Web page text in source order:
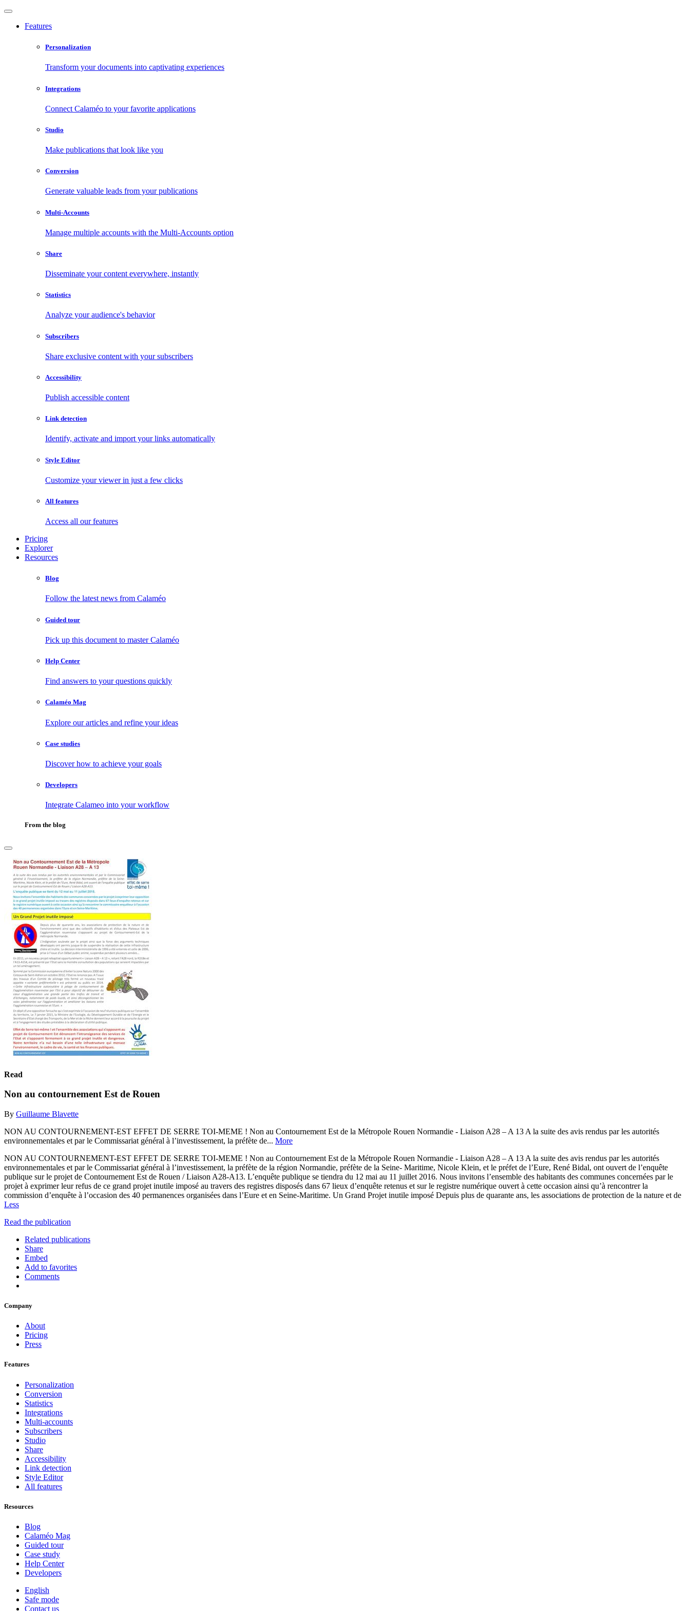
Features
Personalization
Transform your documents into captivating experiences
Integrations
Connect Calaméo to your favorite applications
Studio
Make publications that look like you
Conversion
Generate valuable leads from your publications
Multi-Accounts
Manage multiple accounts with the Multi-Accounts option
Share
Disseminate your content everywhere, instantly
Statistics
Analyze your audience's behavior
Subscribers
Share exclusive content with your subscribers
Accessibility
Publish accessible content
Link detection
Identify, activate and import your links automatically
Style Editor
Customize your viewer in just a few clicks
All features
Access all our features
Pricing
Explorer
Resources
Blog
Follow the latest news from Calaméo
Guided tour
Pick up this document to master Calaméo
Help Center
Find answers to your questions quickly
Calaméo Mag
Explore our articles and refine your ideas
Case studies
Discover how to achieve your goals
Developers
Integrate Calameo into your workflow
From the blog
Read
Non au contournement Est de Rouen
By Guillaume Blavette
NON AU CONTOURNEMENT-EST EFFET DE SERRE TOI-MEME ! Non au Contournement Est de la Métropole Rouen Normandie - Liaison A28 – A 13 A la suite des avis rendus par les autorités
environnementales et par le Commissariat général à l’investissement, la préfète de... More
NON AU CONTOURNEMENT-EST EFFET DE SERRE TOI-MEME ! Non au Contournement Est de la Métropole Rouen Normandie - Liaison A28 – A 13 A la suite des avis rendus par les autorités
environnementales et par le Commissariat général à l’investissement, la préfète de la région Normandie, préfète de la Seine- Maritime, Nicole Klein, et le préfet de l’Eure, René Bidal, ont ouvert de l’enquête
publique sur le projet de Contournement Est de Rouen / Liaison A28-A13. L’enquête publique se tiendra du 12 mai au 11 juillet 2016. Nous invitons l’ensemble des habitants des communes concernées par le
projet à exprimer leur refus de ce grand projet inutile imposé au travers des registres disposés dans 67 lieux d’enquête retenus et sur le registre numérique ouvert à cette occasion ainsi qu’à rencontrer la
commission d’enquête à l’occasion des 40 permanences organisées dans l’Eure et en Seine-Maritime. Un Grand Projet inutile imposé Depuis plus de quarante ans, les associations de protection de la nature et de
Less
Read the publication
Related publications
Share
Embed
Add to favorites
Comments
Company
About
Pricing
Press
Features
Personalization
Conversion
Statistics
Integrations
Multi-accounts
Subscribers
Studio
Share
Accessibility
Link detection
Style Editor
All features
Resources
Blog
Calaméo Mag
Guided tour
Case study
Help Center
Developers
English
Safe mode
Contact us